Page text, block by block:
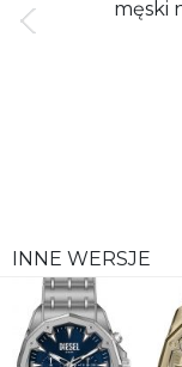
INNE WERSJE